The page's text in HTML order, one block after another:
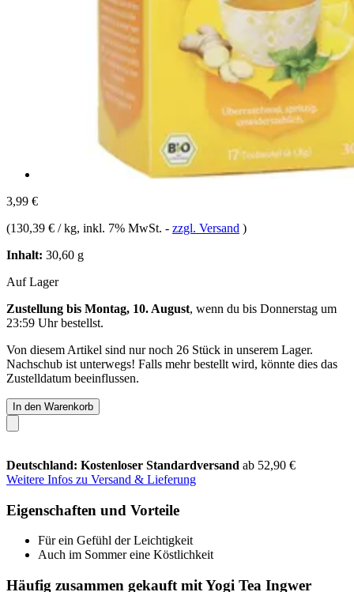
3,99 €
(130,39 € / kg, inkl. 7% MwSt. - zzgl. Versand )
Inhalt: 30,60 g
Auf Lager
Zustellung bis Montag, 10. August, wenn du bis Donnerstag um
23:59 Uhrbestellst.
Von diesem Artikel sind nur noch 26 Stück in unserem Lager.
Nachschub ist unterwegs! Falls mehr bestellt wird, könnte dies das
Zustelldatum beeinflussen.
In den Warenkorb
Deutschland: Kostenloser Standardversand ab 52,90 €
Weitere Infos zu Versand & Lieferung
Eigenschaften und Vorteile
Für ein Gefühl der Leichtigkeit
Auch im Sommer eine Köstlichkeit
Häufig zusammen gekauft mit Yogi Tea Ingwer